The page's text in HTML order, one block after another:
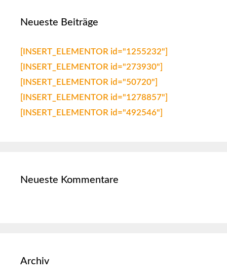
Neueste Beiträge
[INSERT_ELEMENTOR id="1255232"]
[INSERT_ELEMENTOR id="273930"]
[INSERT_ELEMENTOR id="50720"]
[INSERT_ELEMENTOR id="1278857"]
[INSERT_ELEMENTOR id="492546"]
Neueste Kommentare
Archiv